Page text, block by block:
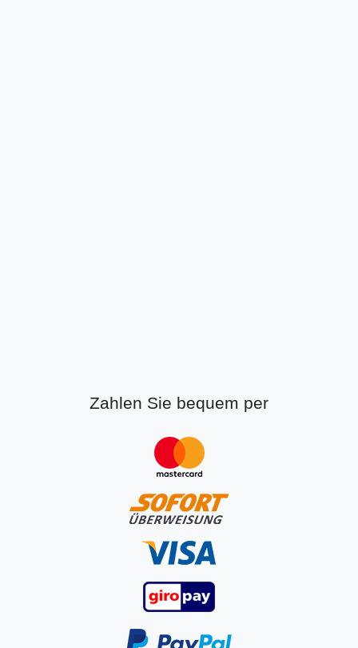
Zahlen Sie bequem per